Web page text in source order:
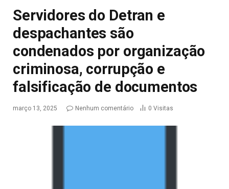
Servidores do Detran e
despachantes são
condenados por organização
criminosa, corrupção e
falsificação de documentos
março 13, 2025 Nenhum comentário 0 Visitas